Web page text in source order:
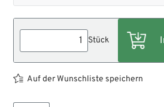
Stück
Auf der Wunschliste speichern